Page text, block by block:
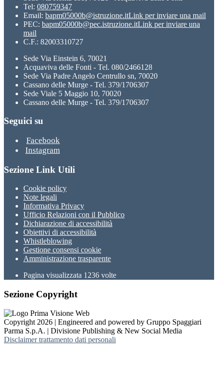
Tel: 080759347
Email: bapm05000b@istruzione.itLink per inviare una mail
PEC: bapm05000b@pec.istruzione.itLink per inviare una
mail
C.F.: 82003310727
Sede Via Einstein 6, 70021
Acquaviva delle Fonti - Tel. 080/2466128
Sede Via Padre Angelo Centrullo sn, 70020
Cassano delle Murge - Tel. 379/1706307
Sede Viale 5 Maggio 10, 70020
Cassano delle Murge - Tel. 379/1706307
Seguici su
Facebook
Instagram
Sezione Link Utili
Cookie policy
Note legali
Informativa Privacy
Ufficio Relazioni con il Pubblico
Dichiarazione di accessibilità
Obiettivi di accessibilità
Whistleblowing
Gestione consensi cookie
Amministrazione trasparente
Pagina visualizzata 1236 volte
Sezione Copyright
Copyright 2026 | Engineered and powered by Gruppo Spaggiari
Parma S.p.A. | Divisione Publishing & New Social Media
Disclaimer trattamento dati personali